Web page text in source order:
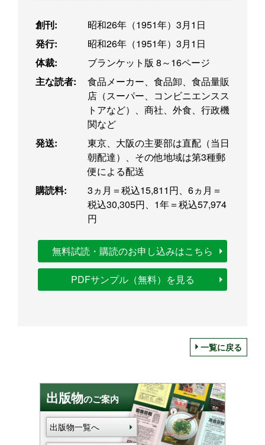
創刊:
昭和26年（1951年）3月1日
発行:
昭和26年（1951年）3月1日
体裁:
ブランケット版 8～16ページ
主な読者:
食品メーカー、食品卸、食品量販
店（スーパー、コンビニエンスス
トアなど）、商社、外食、行政機
関など
発送:
東京、大阪の主要部は直配（当日
朝配達）、その他地域は第3種郵
便による配送
購読料:
3ヵ月＝税込15,811円、6ヵ月＝
税込30,305円、1年＝税込57,974
円
無料試読・購読のお申し込みはこちら
PDFサンプル（無料）を見る
一覧に戻る
出版物のご案内
出版物一覧へ